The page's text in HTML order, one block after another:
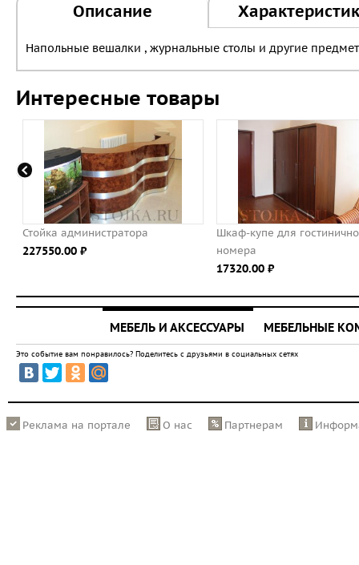
Описание
Напольные вешалки , журнальные столы и другие
Интересные товары
Стойка администратора
227550.00 ⃏
Шкаф-купе для
номера
17320.00 ⃏
МЕБЕЛЬ И АКСЕССУАРЫ МЕБЕЛЬНЫЕ
Это событие вам понравилось? Поделитесь с друзьями в социальных сетях
Реклама на портале О нас Партнерам